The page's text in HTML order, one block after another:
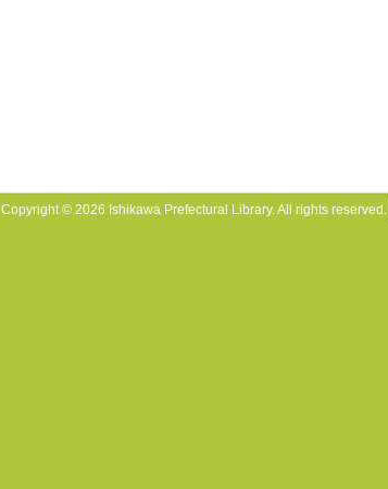
Copyright © 2026 Ishikawa Prefectural Library. All rights reserved.